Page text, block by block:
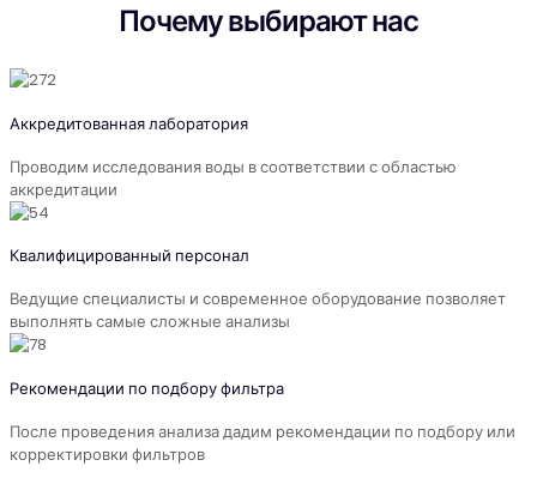
Почему выбирают нас
Аккредитованная лаборатория
Проводим исследования воды в соответствии с областью
аккредитации
Квалифицированный персонал
Ведущие специалисты и современное оборудование позволяет
выполнять самые сложные анализы
Рекомендации по подбору фильтра
После проведения анализа дадим рекомендации по подбору или
корректировки фильтров